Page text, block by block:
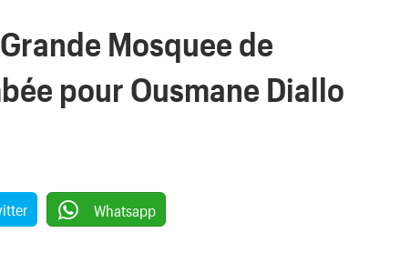
Mosquee de
pour Ousmane Diallo
Whatsapp